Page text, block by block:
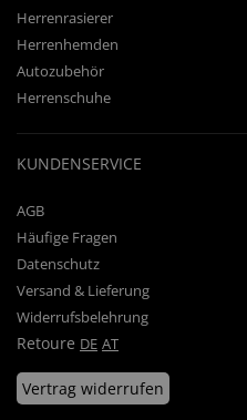
Herrenrasierer
Herrenhemden
Autozubehör
Herrenschuhe
KUNDENSERVICE
AGB
Häufige Fragen
Datenschutz
Versand & Lieferung
Widerrufsbelehrung
Retoure DE AT
Vertrag widerrufen